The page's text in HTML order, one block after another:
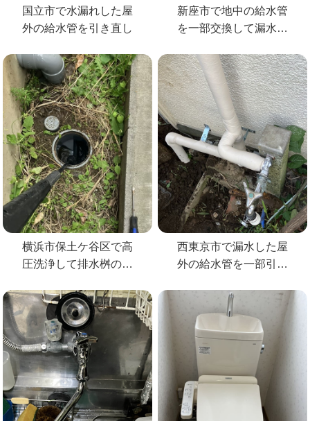
国立市で水漏れした屋
外の給水管を引き直し
新座市で地中の給水管
を一部交換して漏水修
横浜市保土ケ谷区で高
圧洗浄して排水桝の詰
西東京市で漏水した屋
外の給水管を一部引き